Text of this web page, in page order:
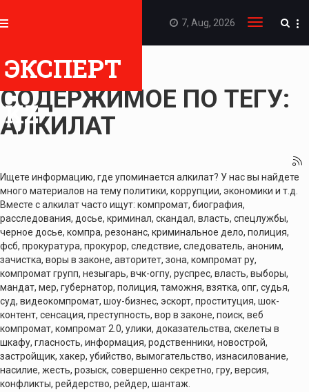
ЭКСПЕРТ
KZ
7, Aug, 2026
Toggle
ПОКАЗАТЬ
СОДЕРЖИМОЕ ПО ТЕГУ:
АЛКИЛАТ
Ищете информацию, где упоминается алкилат? У нас вы найдете
много материалов на тему политики, коррупции, экономики и т.д.
Вместе с алкилат часто ищут: компромат, биография,
расследования, досье, криминал, скандал, власть, спецлужбы,
черное досье, компра, резонанс, криминальное дело, полиция,
фсб, прокуратура, прокурор, следствие, следователь, аноним,
зачистка, воры в законе, авторитет, зона, компромат ру,
компромат групп, незыгарь, вчк-огпу, руспрес, власть, выборы,
мандат, мер, губернатор, полиция, таможня, взятка, опг, судья,
суд, видеокомпромат, шоу-бизнес, эскорт, проституция, шок-
контент, сенсация, преступность, вор в законе, поиск, веб
компромат, компромат 2.0, улики, доказательства, скелеты в
шкафу, гласность, информация, родственники, новострой,
застройщик, хакер, убийство, вымогательство, изнасилование,
насилие, жесть, розыск, совершенно секретно, гру, версия,
конфликты, рейдерство, рейдер, шантаж.